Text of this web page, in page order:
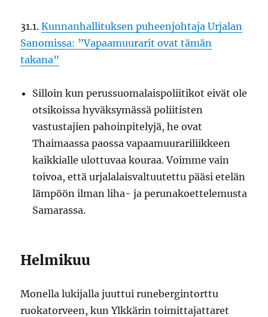
31.1.Kunnanhallituksen puheenjohtaja Urjalan
Sanomissa: ”Vapaamuurarit ovat tämän
takana”
Silloin kun perussuomalaispoliitikot eivät ole
otsikoissa hyväksymässä poliitisten
vastustajien pahoinpitelyjä, he ovat
Thaimaassa paossa vapaamuurariliikkeen
kaikkialle ulottuvaa kouraa. Voimme vain
toivoa, että urjalalaisvaltuutettu pääsi etelän
lämpöön ilman liha- ja perunakoettelemusta
Samarassa.
Helmikuu
Monella lukijalla juuttui runebergintorttu
ruokatorveen, kun Ylkkärin toimittajattaret